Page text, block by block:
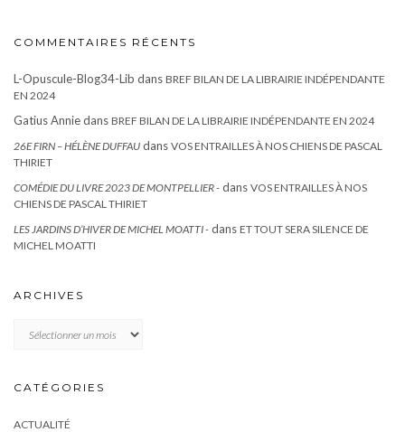
COMMENTAIRES RÉCENTS
L-Opuscule-Blog34-Lib dans BREF BILAN DE LA LIBRAIRIE INDÉPENDANTE
EN 2024
Gatius Anniedans BREF BILAN DE LA LIBRAIRIE INDÉPENDANTE EN 2024
26E FIRN – HÉLÈNE DUFFAU dans VOS ENTRAILLES À NOS CHIENS DE PASCAL
THIRIET
COMÉDIE DU LIVRE 2023 DE MONTPELLIER - dans VOS ENTRAILLES À NOS
CHIENS DE PASCAL THIRIET
LES JARDINS D’HIVER DE MICHEL MOATTI - dans ET TOUT SERA SILENCE DE
MICHEL MOATTI
ARCHIVES
CATÉGORIES
ACTUALITÉ